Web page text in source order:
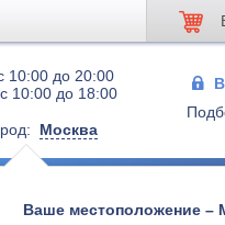
10:00 до 20:00
с 10:00 до 18:00
Москва
Ваше местоположение –
Ботинки для лыжер-